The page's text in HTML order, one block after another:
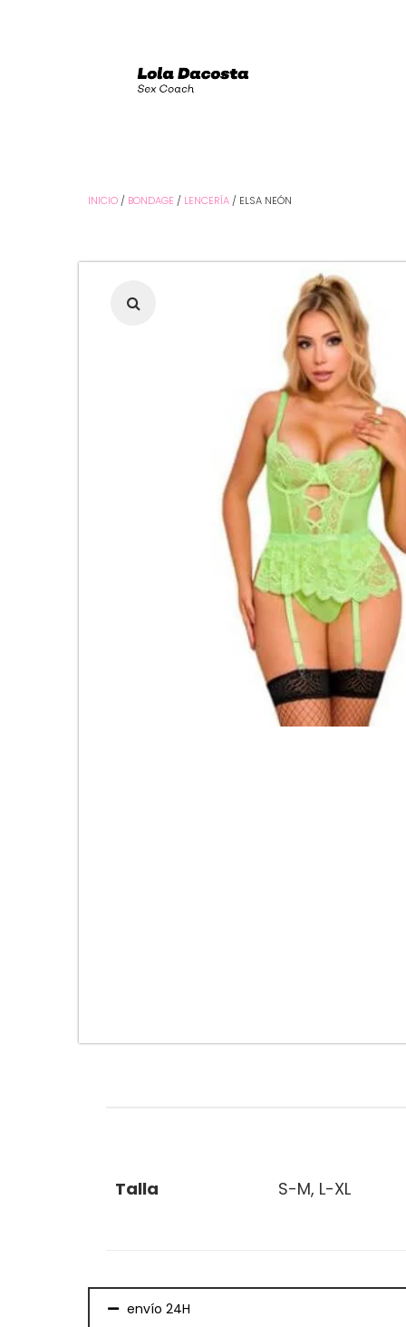
INICIO / BONDAGE / LENCERÍA / ELSA NEÓN
Talla S-M, L-XL
envío 24H